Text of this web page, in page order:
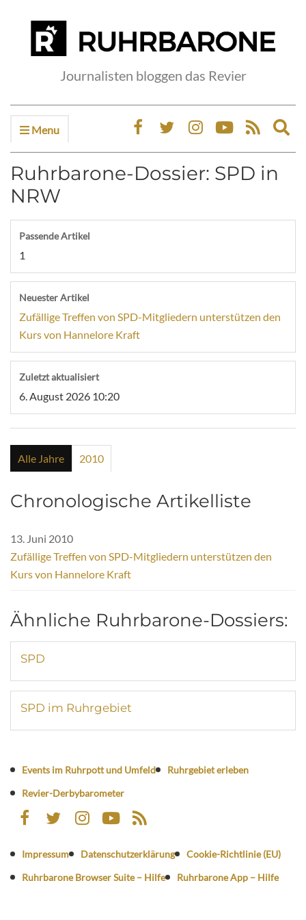
Journalisten bloggen das Revier
Menu
Ruhrbarone-Dossier: SPD in
NRW
Passende Artikel
1
Neuester Artikel
Zufällige Treffen von SPD-Mitgliedern unterstützen den
Kurs von Hannelore Kraft
Zuletzt aktualisiert
6. August 2026 10:20
Alle Jahre 2010
Chronologische Artikelliste
13. Juni 2010
Zufällige Treffen von SPD-Mitgliedern unterstützen den
Kurs von Hannelore Kraft
Ähnliche Ruhrbarone-Dossiers:
SPD
SPD im Ruhrgebiet
Events im Ruhrpott und Umfeld
Ruhrgebiet erleben
Revier-Derbybarometer
Impressum Datenschutzerklärung
Cookie-Richtlinie (EU)
Ruhrbarone Browser Suite – Hilfe
Ruhrbarone App – Hilfe